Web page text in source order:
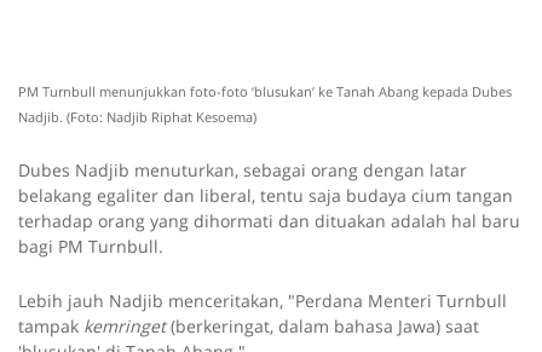
PM Turnbull menunjukkan foto-foto ‘blusukan’ ke Tanah Abang kepada Dubes
Nadjib. (Foto: Nadjib Riphat Kesoema)
Dubes Nadjib menuturkan, sebagai orang dengan latar
belakang egaliter dan liberal, tentu saja budaya cium tangan
terhadap orang yang dihormati dan dituakan adalah hal baru
bagi PM Turnbull.
Lebih jauh Nadjib menceritakan, "Perdana Menteri Turnbull
tampak kemringet(berkeringat, dalam bahasa Jawa) saat